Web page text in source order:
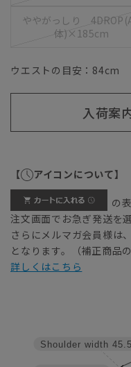
ややがっしり
体)×185cm
ウエストの目安： 84cm
入荷案
【 アイコンについて】
の
注文画面でお急ぎ発送を
さらにメルマガ会員様は
となります。（補正商品
詳しくはこちら
Shoulder width